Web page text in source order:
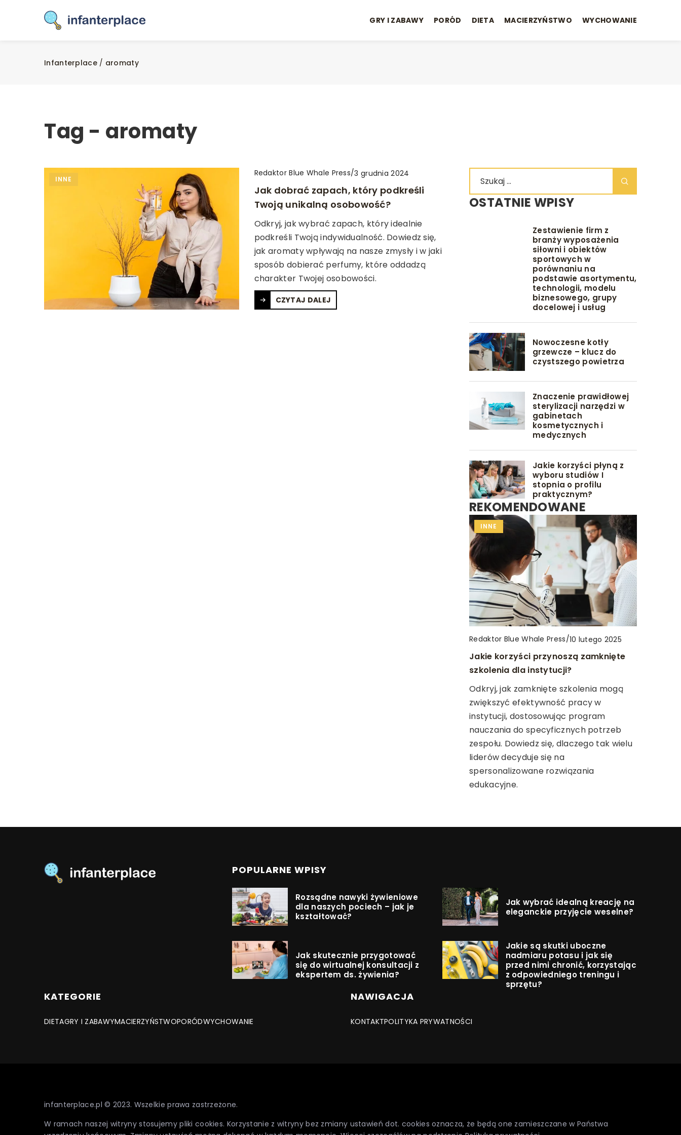
GRY I ZABAWY PORÓD DIETA MACIERZYŃSTWO WYCHOWANIE
Infanterplace/ aromaty
Tag - aromaty
INNE
Redaktor Blue Whale Press/3 grudnia 2024
Jak dobrać zapach, który podkreśli
Twoją unikalną osobowość?
Odkryj, jak wybrać zapach, który idealnie
podkreśli Twoją indywidualność. Dowiedz się,
jak aromaty wpływają na nasze zmysły i w jaki
sposób dobierać perfumy, które oddadzą
charakter Twojej osobowości.
CZYTAJ DALEJ
OSTATNIE WPISY
Zestawienie firm z
branży wyposażenia
siłowni i obiektów
sportowych w
porównaniu na
podstawie asortymentu,
technologii, modelu
biznesowego, grupy
docelowej i usług
Nowoczesne kotły
grzewcze – klucz do
czystszego powietrza
Znaczenie prawidłowej
sterylizacji narzędzi w
gabinetach
kosmetycznych i
medycznych
Jakie korzyści płyną z
wyboru studiów I
stopnia o profilu
praktycznym?
REKOMENDOWANE
PORÓD PRZYGOTOWANIE DO PORODU
Redaktor Blue Whale Press/8 maja 2025
Jak przygotować dom na przyjęcie
nowego członka rodziny?
Zastanawiasz się, jak odpowiednio
przygotować dom na przyjście nowego
członka rodziny? Sprawdź nasz
poradnik, by dowiedzieć się, jak stworzyć
bezpieczne i przyjazne środowisko dla
malucha oraz zorganizować przestrzeń,
która ułatwi codzienne funkcjonowanie.
INNE
Redaktor Blue Whale Press/10 lutego 2025
Jakie korzyści przynoszą zamknięte
szkolenia dla instytucji?
Odkryj, jak zamknięte szkolenia mogą
zwiększyć efektywność pracy w
instytucji, dostosowując program
nauczania do specyficznych potrzeb
zespołu. Dowiedz się, dlaczego tak wielu
liderów decyduje się na
spersonalizowane rozwiązania
edukacyjne.
INNE
Redaktor Blue Whale Press/10 sierpnia 2024
Jak odpowiednio dobrać bieliznę
modelującą dla komfortu i
bezpieczeństwa codziennego
użytkowania?
Poznaj najważniejsze zasady doboru
bielizny modelującej, które zapewnią Ci
komfort i bezpieczeństwo podczas
codziennego noszenia. Niezależnie od
rodzaju figury, nasz poradnik pomoże Ci
wybrać idealną dla siebie.
POPULARNE WPISY
Rozsądne nawyki żywieniowe
dla naszych pociech – jak je
kształtować?
Jak wybrać idealną kreację na
eleganckie przyjęcie weselne?
Jak skutecznie przygotować
się do wirtualnej konsultacji z
ekspertem ds. żywienia?
Jakie są skutki uboczne
nadmiaru potasu i jak się
przed nimi chronić, korzystając
z odpowiedniego treningu i
sprzętu?
KATEGORIE
DIETAGRY I ZABAWYMACIERZYŃSTWOPORÓDWYCHOWANIE
NAWIGACJA
KONTAKTPOLITYKA PRYWATNOŚCI
infanterplace.pl © 2023. Wszelkie prawa zastrzeżone.
W ramach naszej witryny stosujemy pliki cookies. Korzystanie z witryny bez zmiany ustawień dot. cookies oznacza, że będą one zamieszczane w Państwa